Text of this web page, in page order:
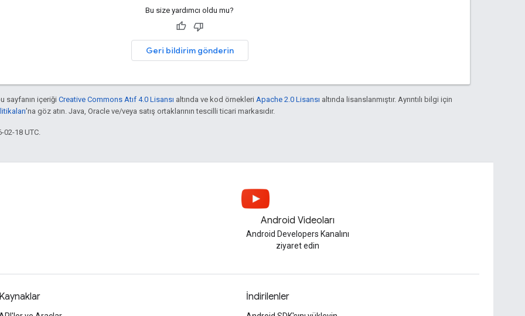
Bu size yardımcı oldu mu?
Geri bildirim gönderin
sayfanın içeriği Creative Commons Atıf 4.0 Lisansı altında ve kod örnekleri Apache 2.0 Lisansı altında lisanslanmıştır. Ayrıntılı bilgi için
'na göz atın. Java, Oracle ve/veya satış ortaklarının tescilli ticari markasıdır.
02-18 UTC.
Android Videoları
Android Developers Kanalını
ziyaret edin
Kaynaklar İndirilenler